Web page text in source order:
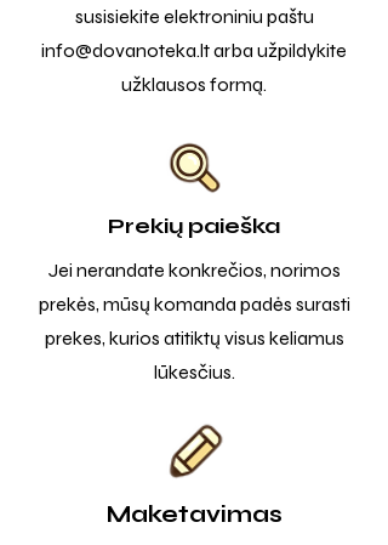
susisiekite elektroniniu paštu
info@dovanoteka.ltarba užpildykite
užklausos formą.
Prekių paieška
Jei nerandate konkrečios, norimos
prekės, mūsų komanda padės surasti
prekes, kurios atitiktų visus keliamus
lūkesčius.
Maketavimas